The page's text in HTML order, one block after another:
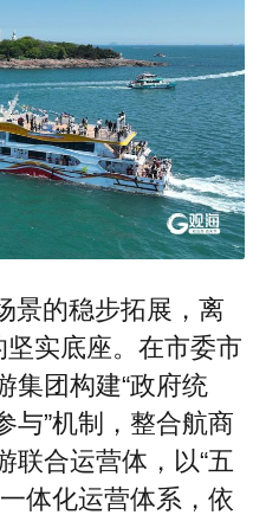
景的稳步拓展，离
坚实底座。在市委市
集团构建“政府统
与”机制，整合航商
联合运营体，以“五
体化运营体系，依